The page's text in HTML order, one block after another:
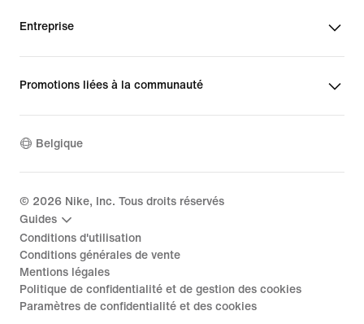
Entreprise
Promotions liées à la communauté
Belgique
© 2026 Nike, Inc. Tous droits réservés
Guides
Conditions d'utilisation
Conditions générales de vente
Mentions légales
Politique de confidentialité et de gestion des cookies
Paramètres de confidentialité et des cookies